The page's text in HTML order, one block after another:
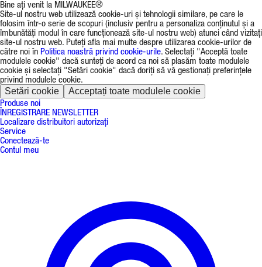
Bine ați venit la MILWAUKEE®
Site-ul nostru web utilizează cookie-uri și tehnologii similare, pe care le
folosim într-o serie de scopuri (inclusiv pentru a personaliza conținutul și a
îmbunătăți modul în care funcționează site-ul nostru web) atunci când vizitați
site-ul nostru web. Puteți afla mai multe despre utilizarea cookie-urilor de
către noi în Politica noastră privind cookie-urile. Selectați "Acceptă toate
modulele cookie" dacă sunteți de acord ca noi să plasăm toate modulele
cookie și selectați "Setări cookie" dacă doriți să vă gestionați preferințele
privind modulele cookie.
Setări cookie Acceptați toate modulele cookie
Produse noi
ÎNREGISTRARE NEWSLETTER
Localizare distribuitori autorizați
Service
Conectează-te
Contul meu